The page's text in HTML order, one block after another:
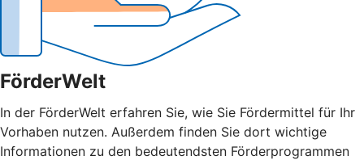
FörderWelt
In der FörderWelt erfahren Sie, wie Sie Fördermittel für Ihr
Vorhaben nutzen. Außerdem finden Sie dort wichtige
Informationen zu den bedeutendsten Förderprogrammen